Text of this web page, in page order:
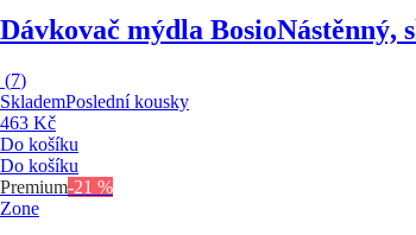
Dávkovač mýdla BosioNástěnný,
(7)
SklademPoslední kousky
463 Kč
Do košíku
Do košíku
Premium-21 %
Zone